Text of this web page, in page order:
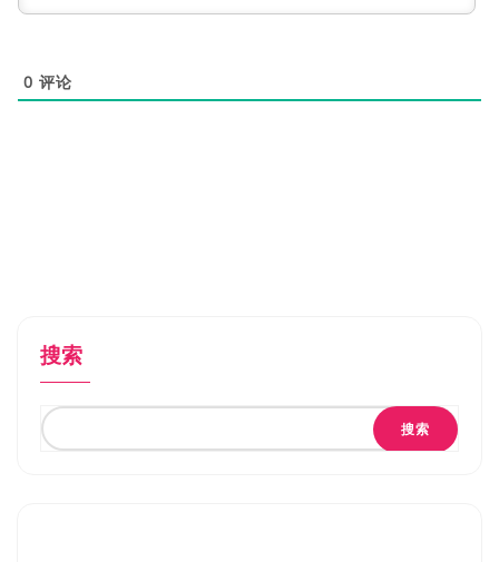
0 评论
搜索
搜索